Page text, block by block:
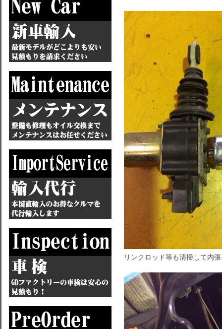
リンクロッド等も清掃して内